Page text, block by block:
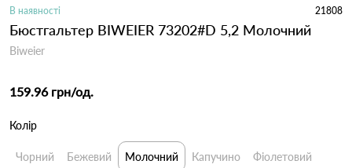
В наявності 21808
Бюстгальтер BIWEIER 73202#D 5,2 Молочний
Biweier
159.96 грн/од.
Колір
Чорний Бежевий Молочний Капучино Фіолетовий